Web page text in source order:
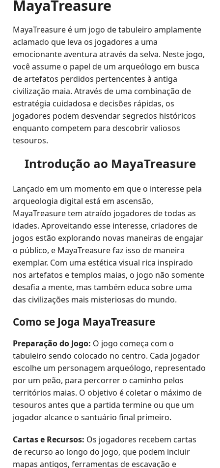
MayaTreasure
MayaTreasure é um jogo de tabuleiro amplamente
aclamado que leva os jogadores a uma
emocionante aventura através da selva. Neste jogo,
você assume o papel de um arqueólogo em busca
de artefatos perdidos pertencentes à antiga
civilização maia. Através de uma combinação de
estratégia cuidadosa e decisões rápidas, os
jogadores podem desvendar segredos históricos
enquanto competem para descobrir valiosos
tesouros.
Introdução ao MayaTreasure
Lançado em um momento em que o interesse pela
arqueologia digital está em ascensão,
MayaTreasure tem atraído jogadores de todas as
idades. Aproveitando esse interesse, criadores de
jogos estão explorando novas maneiras de engajar
o público, e MayaTreasure faz isso de maneira
exemplar. Com uma estética visual rica inspirado
nos artefatos e templos maias, o jogo não somente
desafia a mente, mas também educa sobre uma
das civilizações mais misteriosas do mundo.
Como se Joga MayaTreasure
Preparação do Jogo: O jogo começa com o
tabuleiro sendo colocado no centro. Cada jogador
escolhe um personagem arqueólogo, representado
por um peão, para percorrer o caminho pelos
territórios maias. O objetivo é coletar o máximo de
tesouros antes que a partida termine ou que um
jogador alcance o santuário final primeiro.
Cartas e Recursos: Os jogadores recebem cartas
de recurso ao longo do jogo, que podem incluir
mapas antigos, ferramentas de escavação e